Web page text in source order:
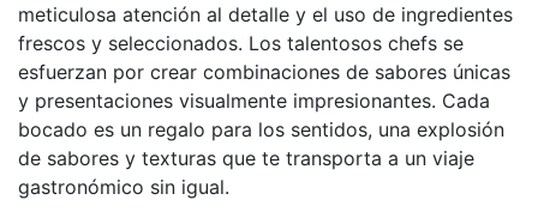
meticulosa atención al detalle y el uso de ingredientes
frescos y seleccionados. Los talentosos chefs se
esfuerzan por crear combinaciones de sabores únicas
y presentaciones visualmente impresionantes. Cada
bocado es un regalo para los sentidos, una explosión
de sabores y texturas que te transporta a un viaje
gastronómico sin igual.